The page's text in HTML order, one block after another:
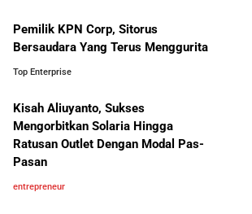
Bisnis-Bisnis dan Pendapatan
Achraf Hakimi, Bintang Sepak
Bola Asal Maroko yang
Menaklukkan Eropa
Jadi Karyawan! Saatnya
dan Mengubah Hidup Anda
Membangun Pasar Ekspor: Cara
Menembus Pasar Global
Tersukses Dalam Bisnis
Pemilik KPN Corp, Sitorus
Bersaudara Yang Terus Menggurita
Top Enterprise
Kisah Aliuyanto, Sukses
Mengorbitkan Solaria Hingga
Ratusan Outlet Dengan Modal Pas-
Pasan
entrepreneur